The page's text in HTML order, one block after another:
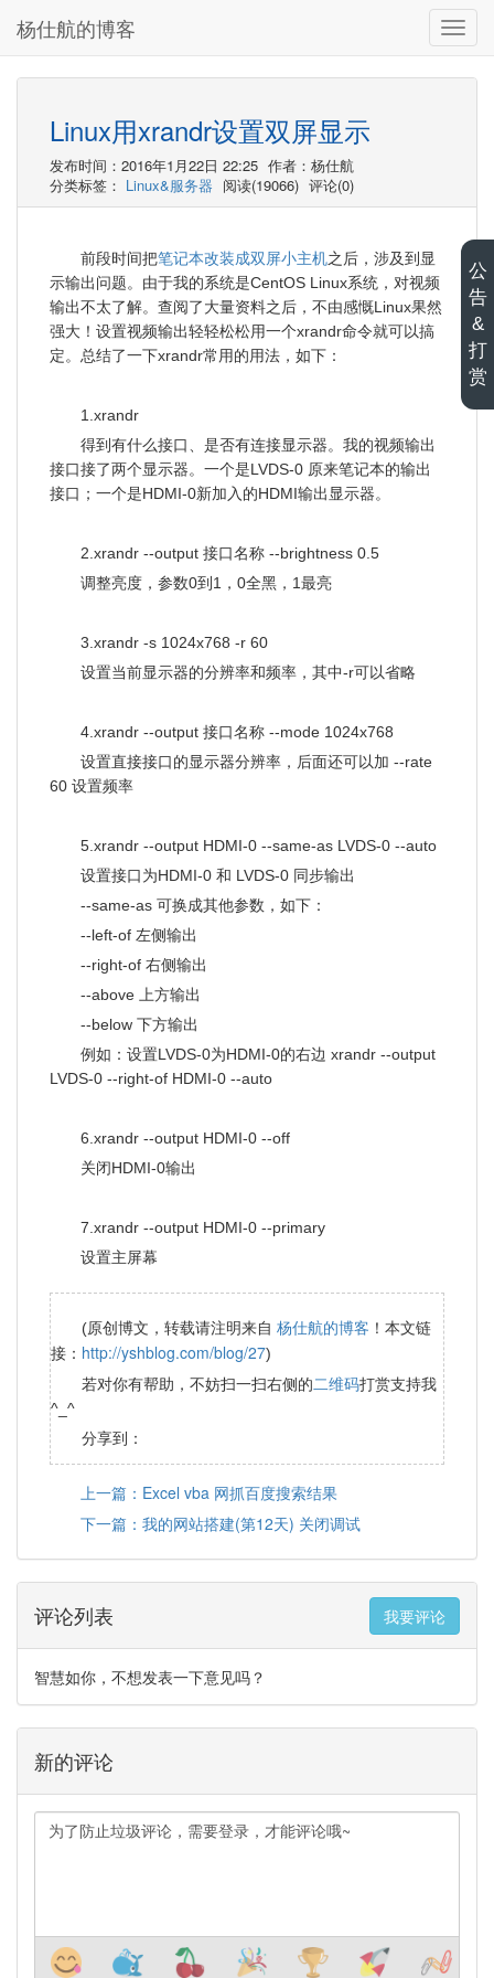
切
换
导
杨仕航的博客
Linux用xrandr设置双屏显示
发布时间：2016年1月22日 22:25 作者：杨仕航
分类标签： Linux&服务器 阅读(19066) 评论(0)
前段时间把笔记本改装成双屏小主机之后，涉及到显
示输出问题。由于我的系统是CentOS Linux系统，对视频
输出不太了解。查阅了大量资料之后，不由感慨Linux果然
强大！设置视频输出轻轻松松用一个xrandr命令就可以搞
定。总结了一下xrandr常用的用法，如下：
1.xrandr
得到有什么接口、是否有连接显示器。我的视频输出
接口接了两个显示器。一个是LVDS-0 原来笔记本的输出
接口；一个是HDMI-0新加入的HDMI输出显示器。
2.xrandr --output 接口名称 --brightness 0.5
调整亮度，参数0到1，0全黑，1最亮
3.xrandr -s 1024x768 -r 60
设置当前显示器的分辨率和频率，其中-r可以省略
4.xrandr --output 接口名称 --mode 1024x768
设置直接接口的显示器分辨率，后面还可以加 --rate
60 设置频率
5.xrandr --output HDMI-0 --same-as LVDS-0 --auto
设置接口为HDMI-0 和 LVDS-0 同步输出
--same-as 可换成其他参数，如下：
--left-of 左侧输出
--right-of 右侧输出
--above 上方输出
--below 下方输出
例如：设置LVDS-0为HDMI-0的右边 xrandr --output
LVDS-0 --right-of HDMI-0 --auto
6.xrandr --output HDMI-0 --off
关闭HDMI-0输出
7.xrandr --output HDMI-0 --primary
设置主屏幕
(原创博文，转载请注明来自 杨仕航的博客 ！本文链
接： http://yshblog.com/blog/27)
若对你有帮助，不妨扫一扫右侧的二维码打赏支持我
^_^
分享到：
上一篇：Excel vba 网抓百度搜索结果
下一篇：我的网站搭建(第12天) 关闭调试
评论列表 我要评论
智慧如你，不想发表一下意见吗？
新的评论
公
告
&
打
赏